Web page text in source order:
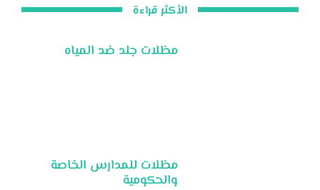
الأكثر قراءة
مظلات جلد ضد المياه
مظلات للمدارس الخاصة
والحكومية